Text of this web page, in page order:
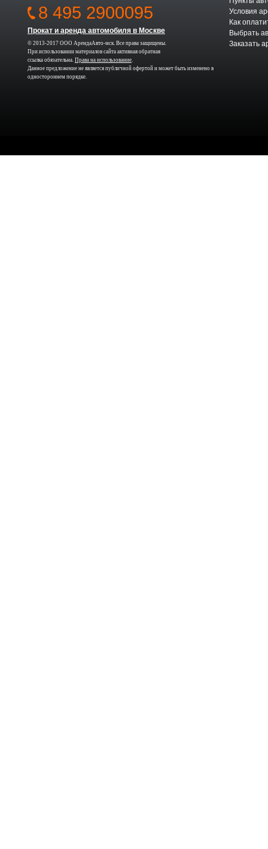
8 495 2900095
Прокат и аренда автомобиля в Москве
© 2013-2017 ООО АрендаАвто-мск. Все права защищены.
При использовании материалов сайта активная обратная
ссылка обязательна. Права на использование.
Данное предложение не является публичной офертой и может быть изменено в
одностороннем порядке.
Условия
Как
Выбрать
Заказать